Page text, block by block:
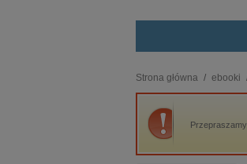
budownictwo,
biznesowe,
darmowe
Strona główna ebooki